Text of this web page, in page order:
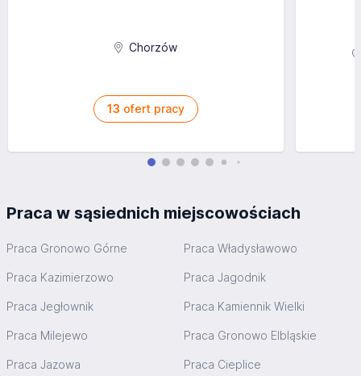
Chorzów
13 ofert pracy
Praca w sąsiednich miejscowościach
Praca Gronowo Górne Praca Władysławowo
Praca Kazimierzowo Praca Jagodnik
Praca Jegłownik Praca Kamiennik Wielki
Praca Milejewo Praca Gronowo Elbląskie
Praca Jazowa Praca Cieplice